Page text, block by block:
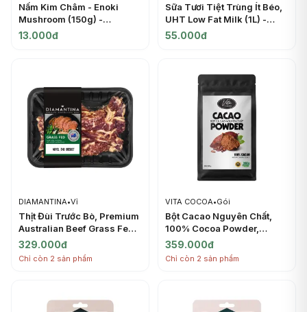
Nấm Kim Châm - Enoki
Mushroom (150g) -
SAOVIET
13.000đ
Sữa Tươi Tiệt Trùng Ít Béo,
UHT Low Fat Milk (1L) -
ANCHOR
55.000đ
DIAMANTINA•Vỉ
Thịt Đùi Trước Bò, Premium
Australian Beef Grass Fed,
Navel End Brisket (500g) -
DIAMANTINA
329.000đ
Chỉ còn 2 sản phẩm
VITA COCOA•Gói
Bột Cacao Nguyên Chất,
100% Cocoa Powder,
Natural Unsweetened
(500g) - VITA COCOA
359.000đ
Chỉ còn 2 sản phẩm